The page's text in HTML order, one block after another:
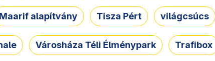
Maarif alapítvány Tisza Pért világcsúcs
Városháza Téli Élménypark Trafibox